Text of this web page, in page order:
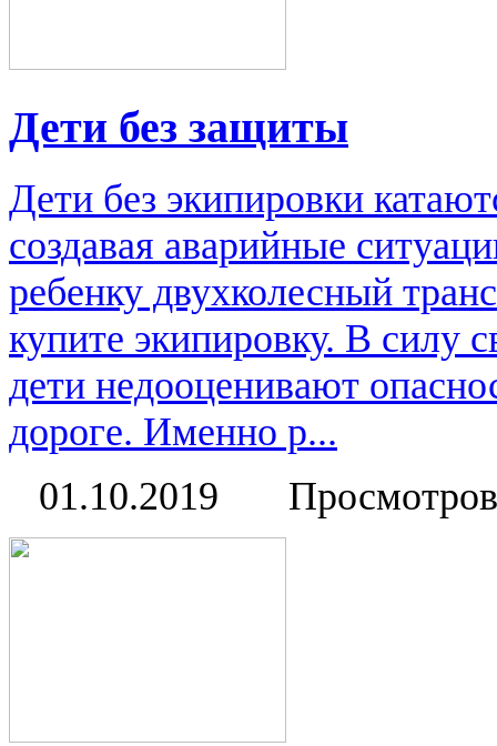
Дети без защиты
Дети без экипировки
создавая аварийные
ребенку двухколесный
купите экипировку. В силу
дети недооценивают
дороге. Именно р...
01.10.2019